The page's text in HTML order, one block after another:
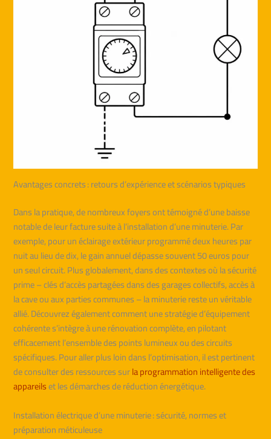
Avantages concrets : retours d’expérience et scénarios typiques
Dans la pratique, de nombreux foyers ont témoigné d’une baisse
notable de leur facture suite à l’installation d’une minuterie. Par
exemple, pour un éclairage extérieur programmé deux heures par
nuit au lieu de dix, le gain annuel dépasse souvent 50 euros pour
un seul circuit. Plus globalement, dans des contextes où la sécurité
prime – clés d’accès partagées dans des garages collectifs, accès à
la cave ou aux parties communes – la minuterie reste un véritable
allié. Découvrez également comment une stratégie d’équipement
cohérente s’intègre à une rénovation complète, en pilotant
efficacement l’ensemble des points lumineux ou des circuits
spécifiques. Pour aller plus loin dans l’optimisation, il est pertinent
de consulter des ressources surla programmation intelligente des
appareilset les démarches de réduction énergétique.
Installation électrique d’une minuterie : sécurité, normes et
préparation méticuleuse